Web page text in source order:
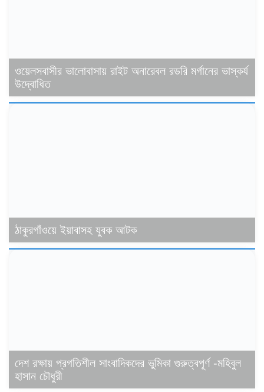
ওয়েলসবাসীর ভালোবাসায় রাইট অনারেবল রডরি মর্গানের ভাস্কর্য
উদ্বোধিত
ঠাকুরগাঁওয়ে ইয়াবাসহ যুবক আটক
দেশ রক্ষায় প্রগতিশীল সাংবাদিকদের ভুমিকা গুরুত্বপূর্ণ -মহিবুল
হাসান চৌধুরী